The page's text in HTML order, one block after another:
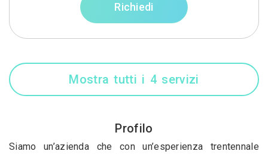
Richiedi
Mostra tutti i 4 servizi
Profilo
Siamo un’azienda che con un’esperienza trentennale